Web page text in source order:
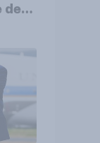
der